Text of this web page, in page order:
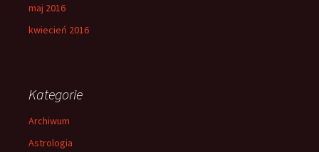
maj 2016
kwiecień 2016
Kategorie
Archiwum
Astrologia